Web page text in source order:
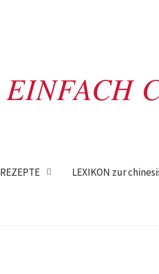
EINFACH
REZEPTE LEXIKON zur